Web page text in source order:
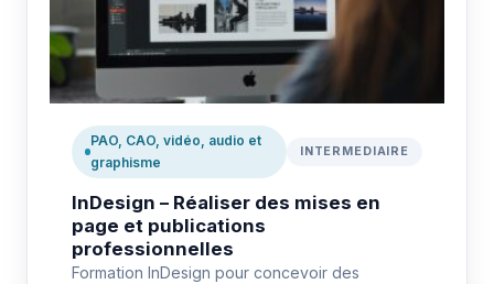
PAO, CAO, vidéo, audio et
graphisme
INTERMEDIAIRE
InDesign – Réaliser des mises en
page et publications
professionnelles
Formation InDesign pour concevoir des